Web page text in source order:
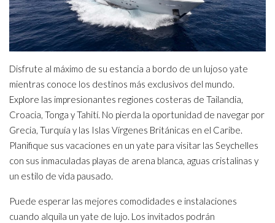
Disfrute al máximo de su estancia a bordo de un lujoso yate
mientras conoce los destinos más exclusivos del mundo.
Explore las impresionantes regiones costeras de Tailandia,
Croacia, Tonga y Tahití. No pierda la oportunidad de navegar por
Grecia, Turquía y las Islas Vírgenes Británicas en el Caribe.
Planifique sus vacaciones en un yate para visitar las Seychelles
con sus inmaculadas playas de arena blanca, aguas cristalinas y
un estilo de vida pausado.
Puede esperar las mejores comodidades e instalaciones
cuando alquila un yate de lujo. Los invitados podrán